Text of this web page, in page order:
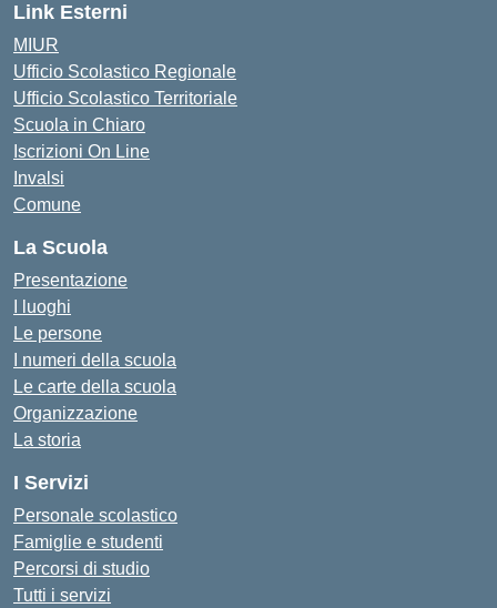
Link Esterni
MIUR
Ufficio Scolastico Regionale
Ufficio Scolastico Territoriale
Scuola in Chiaro
Iscrizioni On Line
Invalsi
Comune
La Scuola
Presentazione
I luoghi
Le persone
I numeri della scuola
Le carte della scuola
Organizzazione
La storia
I Servizi
Personale scolastico
Famiglie e studenti
Percorsi di studio
Tutti i servizi